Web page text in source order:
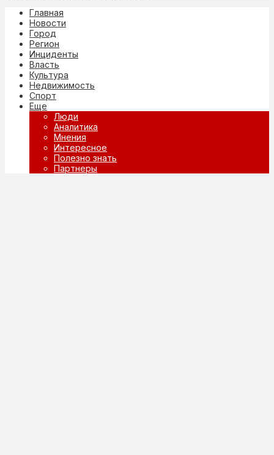
Главная
Новости
Город
Регион
Инциденты
Власть
Культура
Недвижимость
Спорт
Еще
Люди
Аналитика
Мнения
Интересное
Полезно знать
Партнеры